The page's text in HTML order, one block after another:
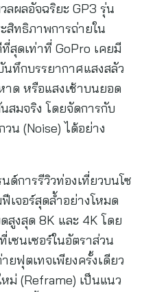
ลผลอัจฉริยะ GP3 รุ่น
สิทธิภาพการถ่ายใน
สุดเท่าที่ GoPro เคยมี
ทึกบรรยากาศแสงสลัว
ด หรือแสงเช้าบนยอด
สมจริง โดยจัดการกับ
(Noise) ได้อย่าง
ด์การรีวิวท่องเที่ยวบนโซ
เจอร์สุดล้ำอย่างโหมด
สูงสุด 8K และ 4K โดย
ซนเซอร์ในอัตราส่วน
ยฟุตเทจเพียงครั้งเดียว
ม่ (Reframe) เป็นแนว